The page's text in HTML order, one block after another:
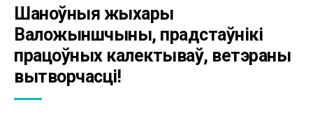
Шаноўныя жыхары
Валожыншчыны, прадстаўнікі
працоўных калектываў, ветэраны
вытворчасці!